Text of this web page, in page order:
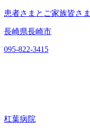
患者さまとご家族皆さ
長崎県長崎市
095-822-3415
杠葉病院